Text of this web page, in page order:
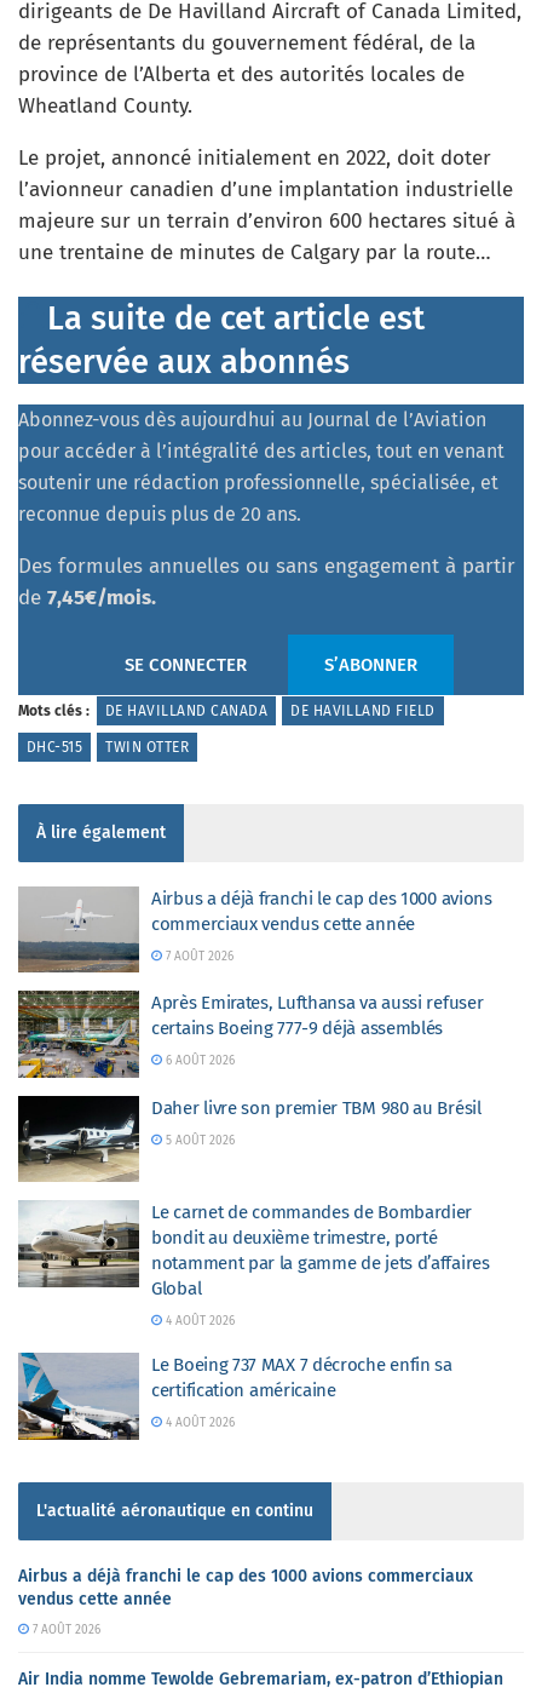
dirigeants de De Havilland Aircraft of Canada Limited,
de représentants du gouvernement fédéral, de la
province de l’Alberta et des autorités locales de
Wheatland County.
Le projet, annoncé initialement en 2022, doit doter
l’avionneur canadien d’une implantation industrielle
majeure sur un terrain d’environ 600 hectares situé à
une trentaine de minutes de Calgary par la route…
La suite de cet article est
réservée aux abonnés
Abonnez-vous dès aujourdhui au Journal de l’Aviation
pour accéder à l’intégralité des articles, tout en venant
soutenir une rédaction professionnelle, spécialisée, et
reconnue depuis plus de 20 ans.
Des formules annuelles ou sans engagement à partir
de 7,45€/mois.
SE CONNECTER S’ABONNER
Mots clés : DE HAVILLAND CANADA DE HAVILLAND FIELD
DHC-515 TWIN OTTER
À lire également
Airbus a déjà franchi le cap des 1000 avions
commerciaux vendus cette année
7 AOÛT 2026
Après Emirates, Lufthansa va aussi refuser
certains Boeing 777-9 déjà assemblés
6 AOÛT 2026
Daher livre son premier TBM 980 au Brésil
5 AOÛT 2026
Le carnet de commandes de Bombardier
bondit au deuxième trimestre, porté
notamment par la gamme de jets d’affaires
Global
4 AOÛT 2026
Le Boeing 737 MAX 7 décroche enfin sa
certification américaine
4 AOÛT 2026
L'actualité aéronautique en continu
Airbus a déjà franchi le cap des 1000 avions commerciaux
vendus cette année
7 AOÛT 2026
Air India nomme Tewolde Gebremariam, ex-patron d’Ethiopian